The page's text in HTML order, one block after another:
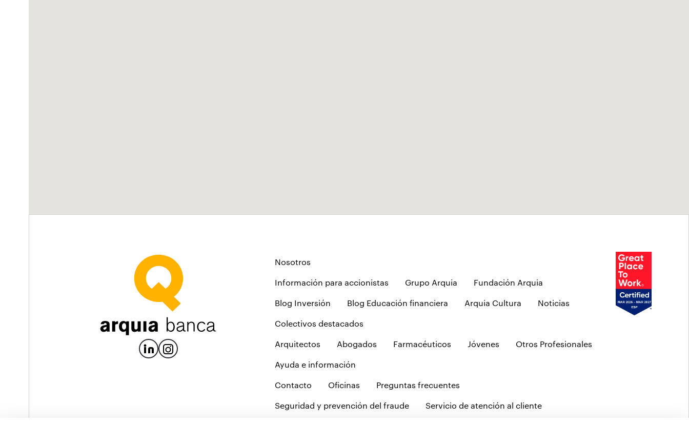
Nosotros
Información para accionistas Grupo Arquia Fundación Arquia
Blog Inversión Blog Educación financiera Arquia Cultura Noticias
Colectivos destacados
Arquitectos Abogados Farmacéuticos Jóvenes Otros Profesionales
Ayuda e información
Contacto Oficinas Preguntas frecuentes
Seguridad y prevención del fraude Servicio de atención al cliente